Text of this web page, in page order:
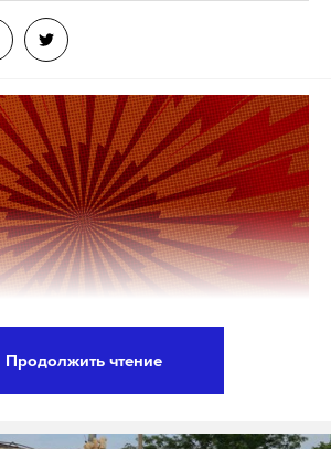
Дональд Трамп и Владимир
Продолжить чтение